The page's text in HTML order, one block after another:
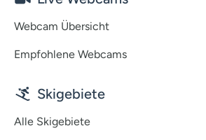
Webcam Übersicht
Empfohlene Webcams
Skigebiete
Alle Skigebiete